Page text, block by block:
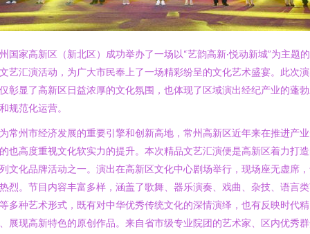
国家高新区（新北区）成功举办了一场以“艺韵高新·悦动新城”为主题
艺汇演活动，为广大市民奉上了一场精彩纷呈的文化艺术盛宴。此次
彰显了高新区日益浓厚的文化氛围，也体现了区域演出经纪产业的蓬
规范化运营。
常州市经济发展的重要引擎和创新高地，常州高新区近年来在推进产
也高度重视文化软实力的提升。本次精品文艺汇演便是高新区着力打
文化品牌活动之一。演出在高新区文化中心剧场举行，现场座无虚席
烈。节目内容丰富多样，涵盖了歌舞、器乐演奏、戏曲、杂技、语言
多种艺术形式，既有对中华优秀传统文化的深情演绎，也有反映时代精
展现高新特色的原创作品。来自省市级专业院团的艺术家、区内优秀